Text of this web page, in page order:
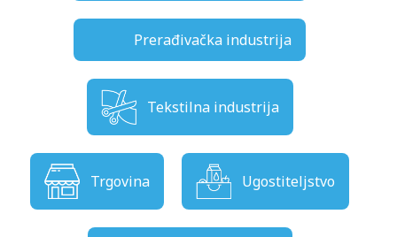
Prerađivačka industrija
Tekstilna industrija
Trgovina Ugostiteljstvo